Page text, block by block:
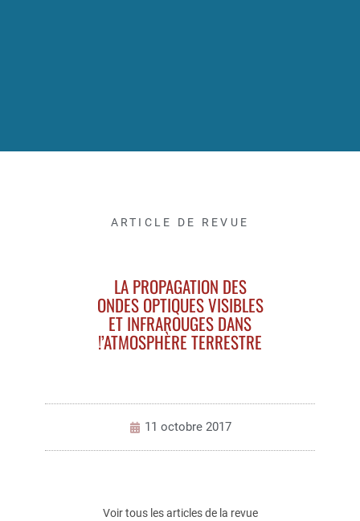
ARTICLE DE REVUE
LA PROPAGATION DES
ONDES OPTIQUES VISIBLES
ET INFRAROUGES DANS
!’ATMOSPHÈRE TERRESTRE
11 octobre 2017
Voir tous les articles de la revue